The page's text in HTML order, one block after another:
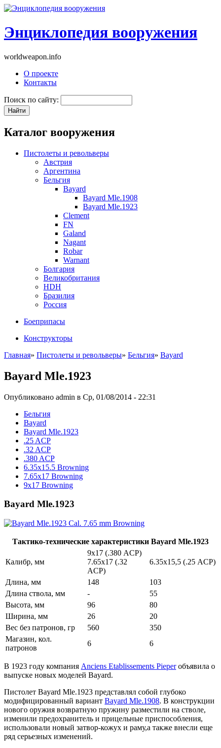
Энциклопедия вооружения
worldweapon.info
О проекте
Контакты
Поиск по сайту:
Каталог вооружения
Пистолеты и револьверы
Австрия
Аргентина
Бельгия
Bayard
Bayard Mle.1908
Bayard Mle.1923
Clement
FN
Galand
Nagant
Robar
Warnant
Болгария
Великобритания
HDH
Бразилия
Россия
Боеприпасы
Конструкторы
Главная» Пистолеты и револьверы» Бельгия» Bayard
Bayard Mle.1923
Опубликовано admin в Ср, 01/08/2014 - 22:31
Бельгия
Bayard
Bayard Mle.1923
.25 ACP
.32 ACP
.380 ACP
6.35x15.5 Browning
7.65x17 Browning
9x17 Browning
Bayard Mle.1923
Тактико-технические характеристики Bayard Mle.1923
Калибр, мм
9х17 (.380 ACP)
7.65х17 (.32
ACP)
6.35х15,5 (.25 ACP)
Длина, мм 148
103
Длина ствола, мм
-
55
Высота, мм
96
80
Ширина, мм
26
20
Вес без патронов, гр
560
350
Магазин, кол.
патронов
6 6
В 1923 году компания Anciens Etablissements Pieperобъявила о
выпуске новых моделей Bayard.
Пистолет Bayard Mle.1923 представлял собой глубоко
модифицированный вариант Bayard Mle.1908. В конструкции
нового оружия возвратную пружину разместили на стволе,
изменили предохранитель и прицельные приспособления,
использовали новый затвор-кожух и раму,а также внесли еще
ряд серьезных изменений.